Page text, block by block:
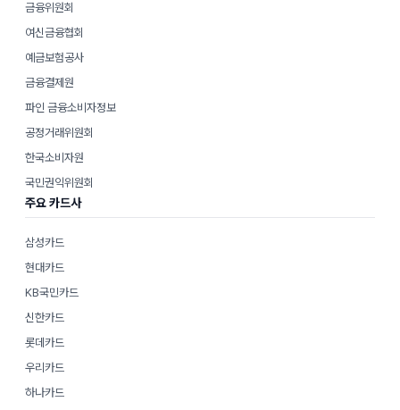
금융위원회
여신금융협회
예금보험공사
금융결제원
파인 금융소비자정보
공정거래위원회
한국소비자원
국민권익위원회
주요 카드사
삼성카드
현대카드
KB국민카드
신한카드
롯데카드
우리카드
하나카드